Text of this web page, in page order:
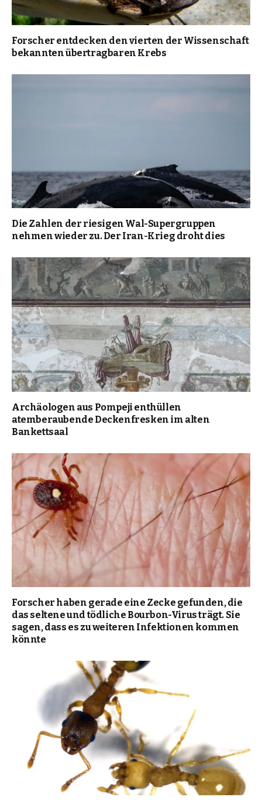
Forscher entdecken den vierten der Wissenschaft
bekannten übertragbaren Krebs
Die Zahlen der riesigen Wal-Supergruppen
nehmen wieder zu. Der Iran-Krieg droht dies
Archäologen aus Pompeji enthüllen
atemberaubende Deckenfresken im alten
Bankettsaal
Forscher haben gerade eine Zecke gefunden, die
das seltene und tödliche Bourbon-Virus trägt. Sie
sagen, dass es zu weiteren Infektionen kommen
könnte